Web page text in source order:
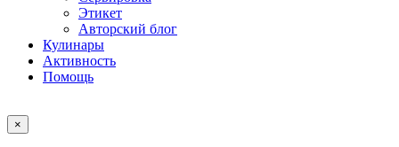
Этикет
Авторский блог
Кулинары
Активность
Помощь
×